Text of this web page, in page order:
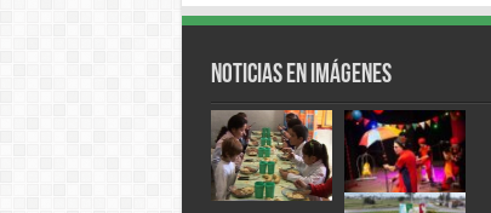
Noticias en Imágenes